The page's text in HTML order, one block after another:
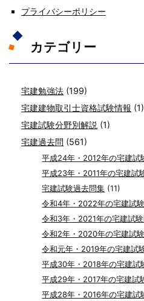
プライバシーポリシー
カテゴリー
宅建勉強法 (199)
宅建建物取引士資格試験情報 (1)
宅建試験分野別解説 (1)
宅建過去問 (561)
平成24年・2012年の宅建試
平成23年・2011年の宅建試
宅建試験過去問集 (11)
令和4年・2022年の宅建試
令和3年・2021年の宅建試
令和2年・2020年の宅建試
令和元年・2019年の宅建試
平成30年・2018年の宅建試
平成29年・2017年の宅建試
平成28年・2016年の宅建試